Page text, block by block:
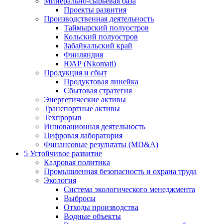
Проекты развития
Производственная деятельность
Таймырский полуостров
Кольский полуостров
Забайкальский край
Финляндия
ЮАР (Nkomati)
Продукция и сбыт
Продуктовая линейка
Сбытовая стратегия
Энергетические активы
Транспортные активы
Техпрорыв
Инновационная деятельность
Цифровая лаборатория
Финансовые результаты (MD&A)
5 Устойчивое развитие
Кадровая политика
Промышленная безопасность и охрана труда
Экология
Система экологического менеджмента
Выбросы
Отходы производства
Водные объекты